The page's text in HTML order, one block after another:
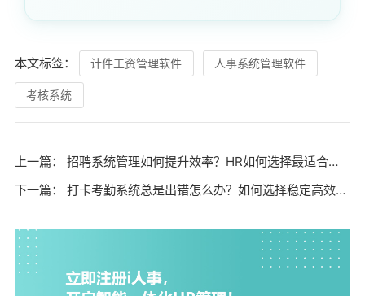
本文标签： 计件工资管理软件 人事系统管理软件
考核系统
上一篇： 招聘系统管理如何提升效率？HR如何选择最适合的招聘管理系统？
下一篇： 打卡考勤系统总是出错怎么办？如何选择稳定高效的考勤管理软件？